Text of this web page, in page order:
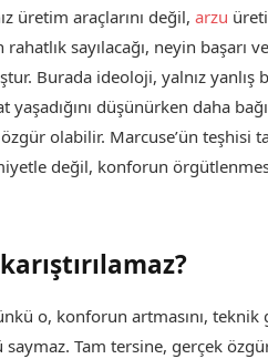
üretim araçlarını değil,arzu
sayılacağı, neyin başarı
Burada ideoloji, yalnız yanlış
düşünürken daha
olabilir. Marcuse’ün teşhisi
değil, konforun
o, konforun artmasını,
saymaz. Tam tersine, gerçek